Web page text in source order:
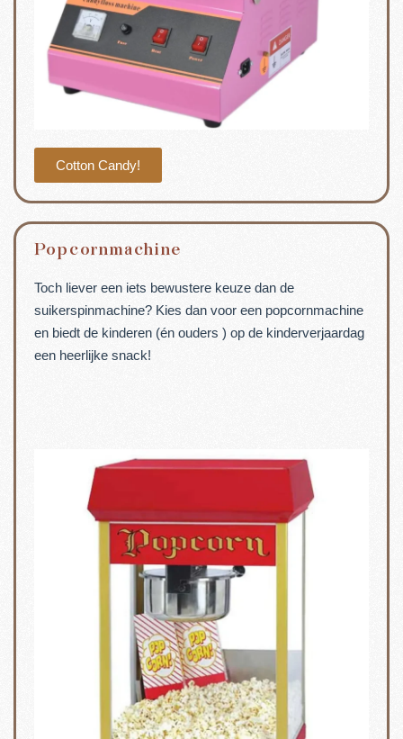
Cotton Candy!
Popcornmachine
Toch liever een iets bewustere keuze dan de
suikerspinmachine? Kies dan voor een popcornmachine
en biedt de kinderen (én ouders ) op de kinderverjaardag
een heerlijke snack!